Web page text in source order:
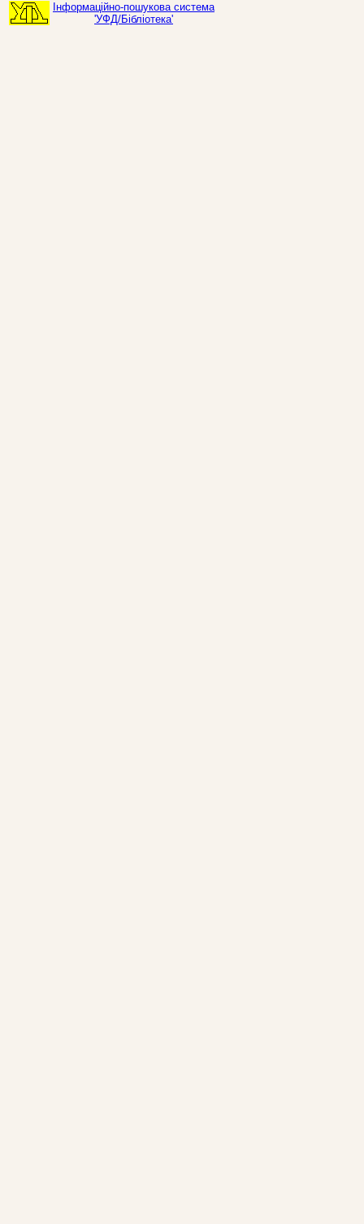
Інформаційно-пошукова система
'УФД/Бібліотека'